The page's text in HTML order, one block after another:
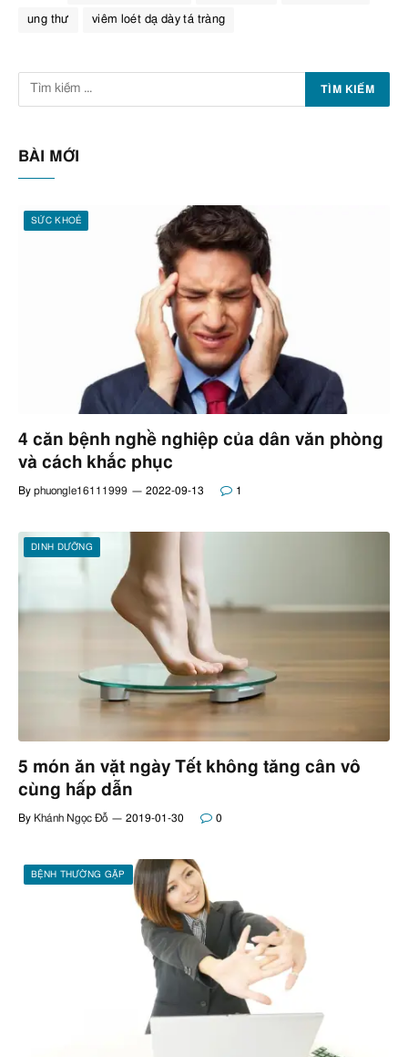
ung thư viêm loét dạ dày tá tràng
BÀI MỚI
SỨC KHOẺ
4 căn bệnh nghề nghiệp của dân văn phòng
và cách khắc phục
By phuongle16111999 2022-09-13 1
DINH DƯỠNG
5 món ăn vặt ngày Tết không tăng cân vô
cùng hấp dẫn
By Khánh Ngọc Đỗ 2019-01-30 0
BỆNH THƯỜNG GẶP